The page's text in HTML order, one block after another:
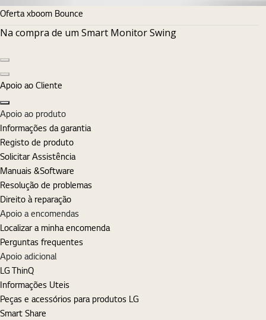
Oferta xboom Bounce
Na compra de um Smart Monitor Swing
Diapositivo seguinte
Apoio ao Cliente
Fechar
Apoio ao produto
Informações da garantia
Registo de produto
Solicitar Assistência
Manuais &Software
Resolução de problemas
Direito à reparação
Apoio a encomendas
Localizar a minha encomenda
Perguntas frequentes
Apoio adicional
LG ThinQ
Informações Uteis
Peças e acessórios para produtos LG
Smart Share